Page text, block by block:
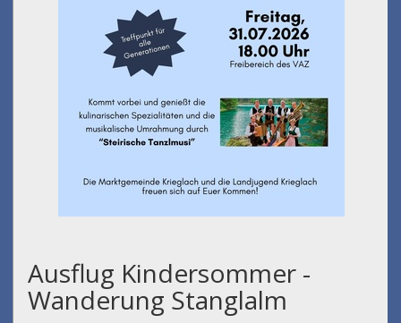
Ausflug Kindersommer -
Wanderung Stanglalm